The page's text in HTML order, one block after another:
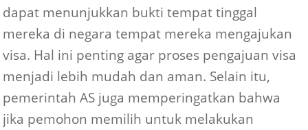
dapat menunjukkan bukti tempat tinggal
mereka di negara tempat mereka mengajukan
visa. Hal ini penting agar proses pengajuan visa
menjadi lebih mudah dan aman. Selain itu,
pemerintah AS juga memperingatkan bahwa
jika pemohon memilih untuk melakukan